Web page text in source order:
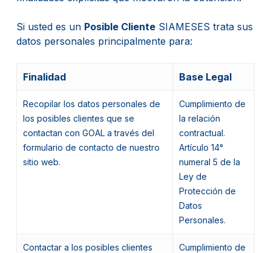
Si usted es un Posible ClienteSIAMESES trata sus
datos personales principalmente para:
Finalidad Base Legal
Recopilar los datos personales de
los posibles clientes que se
contactan con GOAL a través del
formulario de contacto de nuestro
sitio web.
Cumplimiento de
la relación
contractual.
Artículo 14°
numeral 5 de la
Ley de
Protección de
Datos
Personales.
Contactar a los posibles clientes
Cumplimiento de